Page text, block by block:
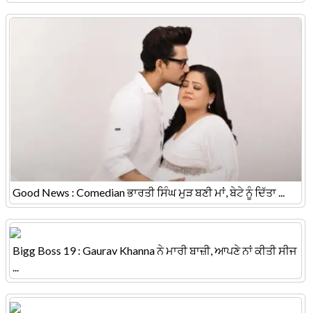
Good News : Comedian ਭਾਰਤੀ ਸਿੰਘ ਮੁੜ ਬਣੀ ਮਾਂ, ਬੇਟੇ ਨੂੰ ਦਿੱਤਾ ...
Bigg Boss 19 : Gaurav Khanna ਨੇ ਮਾਰੀ ਬਾਜ਼ੀ, ਆਪਣੇ ਨਾਂ ਕੀਤੀ ਸੀਜ
...